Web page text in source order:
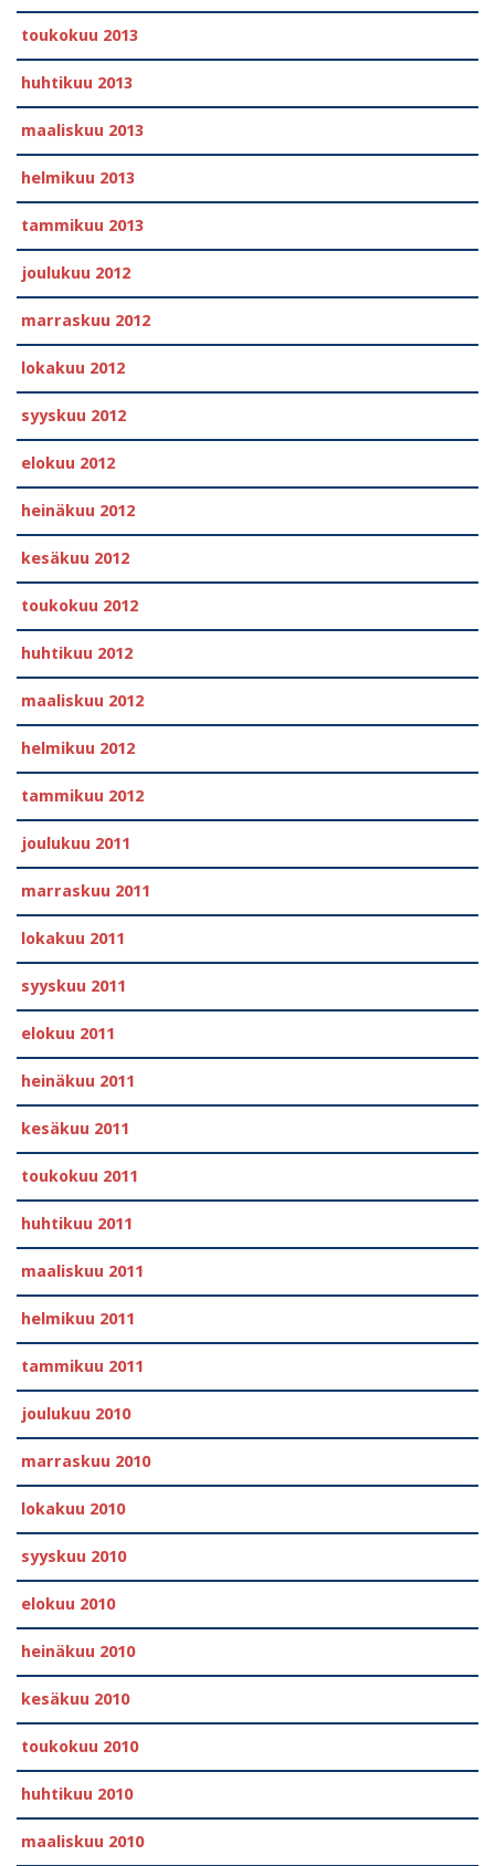
toukokuu 2013
huhtikuu 2013
maaliskuu 2013
helmikuu 2013
tammikuu 2013
joulukuu 2012
marraskuu 2012
lokakuu 2012
syyskuu 2012
elokuu 2012
heinäkuu 2012
kesäkuu 2012
toukokuu 2012
huhtikuu 2012
maaliskuu 2012
helmikuu 2012
tammikuu 2012
joulukuu 2011
marraskuu 2011
lokakuu 2011
syyskuu 2011
elokuu 2011
heinäkuu 2011
kesäkuu 2011
toukokuu 2011
huhtikuu 2011
maaliskuu 2011
helmikuu 2011
tammikuu 2011
joulukuu 2010
marraskuu 2010
lokakuu 2010
syyskuu 2010
elokuu 2010
heinäkuu 2010
kesäkuu 2010
toukokuu 2010
huhtikuu 2010
maaliskuu 2010